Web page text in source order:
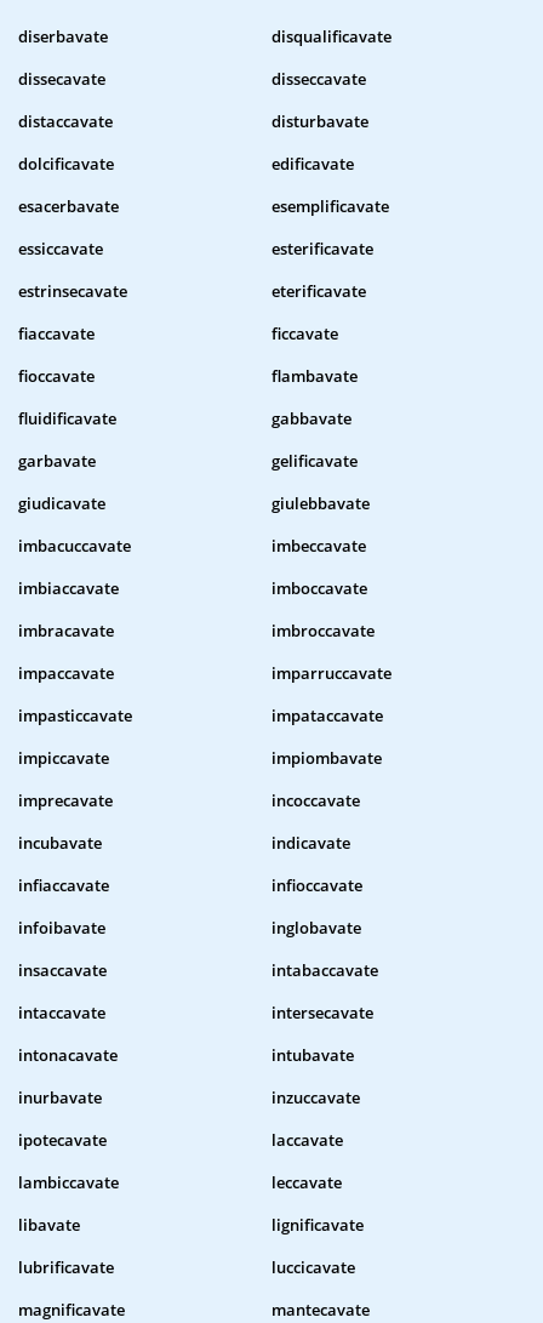
diserbavate
disqualificavate
dissecavate
disseccavate
distaccavate
disturbavate
dolcificavate
edificavate
esacerbavate
esemplificavate
essiccavate
esterificavate
estrinsecavate
eterificavate
fiaccavate
ficcavate
fioccavate
flambavate
fluidificavate
gabbavate
garbavate
gelificavate
giudicavate
giulebbavate
imbacuccavate
imbeccavate
imbiaccavate
imboccavate
imbracavate
imbroccavate
impaccavate
imparruccavate
impasticcavate
impataccavate
impiccavate
impiombavate
imprecavate
incoccavate
incubavate
indicavate
infiaccavate
infioccavate
infoibavate
inglobavate
insaccavate
intabaccavate
intaccavate
intersecavate
intonacavate
intubavate
inurbavate
inzuccavate
ipotecavate
laccavate
lambiccavate
leccavate
libavate
lignificavate
lubrificavate
luccicavate
magnificavate
mantecavate